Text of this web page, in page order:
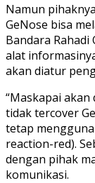
Namun
GeNose bisa
Bandara
alat
akan diatur
“Maskapai
tidak tercover
tetap
reaction-red).
dengan pihak
komunikasi.